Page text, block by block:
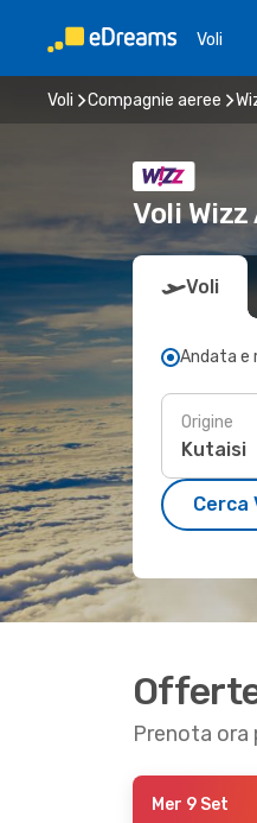
Voli
Voli Compagnie aeree
Voli
Voli
Andata e
Origine
Cerca
Prenota ora
Mer 9 Set